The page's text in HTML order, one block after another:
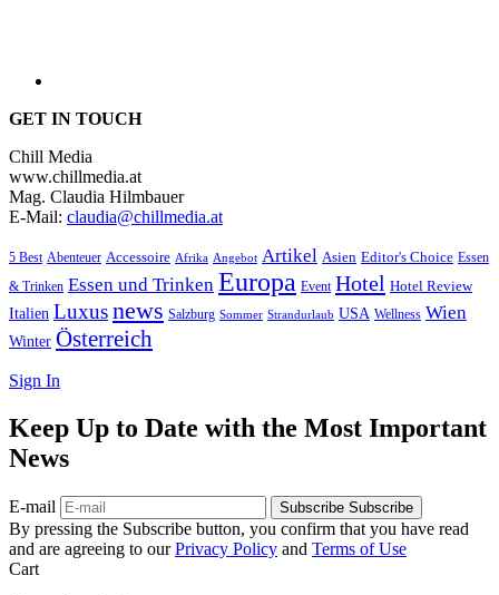
GET IN TOUCH
Chill Media
www.chillmedia.at
Mag. Claudia Hilmbauer
E-Mail: claudia@chillmedia.at
5 Best Abenteuer Accessoire Afrika Angebot Artikel Asien Editor's Choice Essen
& Trinken Essen und Trinken Europa Event Hotel Hotel Review
Italien Luxusnews Salzburg Sommer Strandurlaub USA Wellness Wien
Winter Österreich
Sign In
Keep Up to Date with the Most Important
News
E-mail Subscribe Subscribe
By pressing the Subscribe button, you confirm that you have read
and are agreeing to ourPrivacy Policy and Terms of Use
Cart